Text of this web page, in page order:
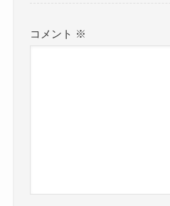
コメント ※